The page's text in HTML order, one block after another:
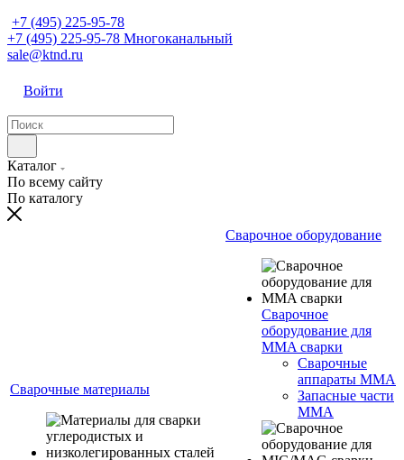
+7 (495) 225-95-78
+7 (495) 225-95-78 Многоканальный
sale@ktnd.ru
Войти
Каталог
По всему сайту
По каталогу
Сварочные материалы
Сварочное оборудование
Сварочное
оборудование для
MMA сварки
Сварочные
аппараты MMA
Запасные части
MMA